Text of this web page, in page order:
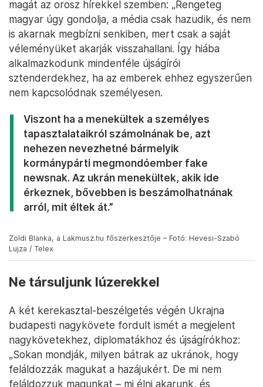
magát az orosz hírekkel szemben: „Rengeteg
magyar úgy gondolja, a média csak hazudik, és nem
is akarnak megbízni senkiben, mert csak a saját
véleményüket akarják visszahallani. Így hiába
alkalmazkodunk mindenféle újságírói
sztenderdekhez, ha az emberek ehhez egyszerűen
nem kapcsolódnak személyesen.
Viszont ha a menekültek a személyes
tapasztalataikról számolnának be, azt
nehezen nevezhetné bármelyik
kormánypárti megmondóember fake
newsnak. Az ukrán menekültek, akik ide
érkeznek, bővebben is beszámolhatnának
arról, mit éltek át.”
Zöldi Blanka, a Lakmusz.hu főszerkesztője – Fotó: Hevesi-Szabó
Lujza / Telex
Ne társuljunk lúzerekkel
A két kerekasztal-beszélgetés végén Ukrajna
budapesti nagykövete fordult ismét a megjelent
nagykövetekhez, diplomatákhoz és újságírókhoz:
„Sokan mondják, milyen bátrak az ukránok, hogy
feláldozzák magukat a hazájukért. De mi nem
feláldozzuk magunkat – mi élni akarunk, és